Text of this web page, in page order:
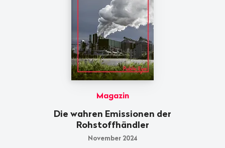
Magazin
Die wahren Emissionen der
Rohstoffhändler
November 2024